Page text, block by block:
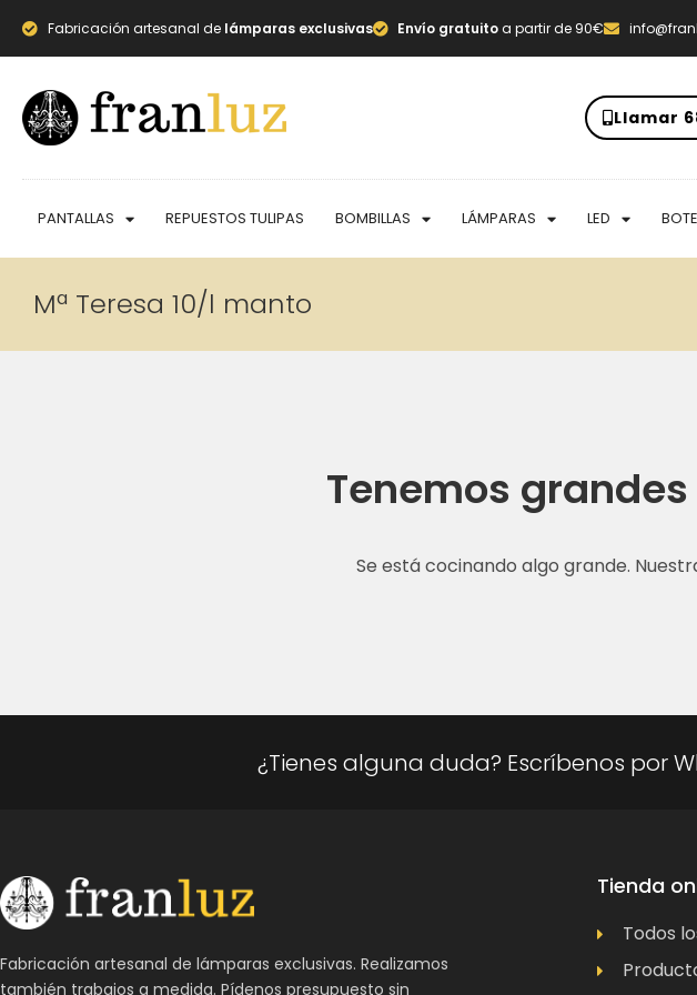
Fabricación artesanal de lámparas exclusivas Envío gratuitoa partir de 90€
Llamar
PANTALLAS REPUESTOS TULIPAS BOMBILLAS LÁMPARAS LED
Mª Teresa 10/l manto
Tenemos
Se está cocinando algo grande.
¿Tienes alguna duda? Escríbenos por
Fabricación artesanal de lámparas exclusivas. Realizamos
también trabajos a medida. Pídenos presupuesto sin
Tienda
Todos